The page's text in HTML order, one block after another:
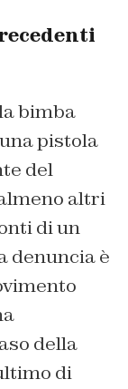
bimba
pistola
del
altri
di un
denuncia è
della
di